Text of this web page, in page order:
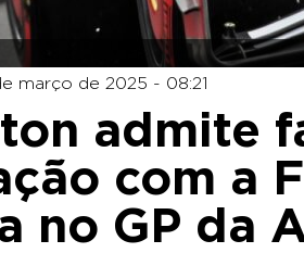
março de 2025 - 08:21
admite
com a
no GP da